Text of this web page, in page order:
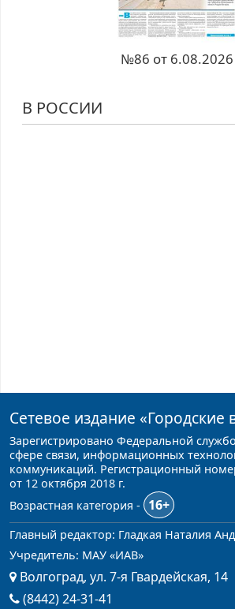
№86 от 6.08.2026
В РОССИИ
Сетевое издание «Городские
Зарегистрировано Федеральной
сфере связи, информационных
коммуникаций. Регистрационный
от 12 октября 2018 г.
Возрастная категория -
16+
Главный редактор: Гладкая Наталия
Учредитель: МАУ «ИАВ»
Волгоград, ул. 7-я Гвардейская, 14
(8442) 24-31-41